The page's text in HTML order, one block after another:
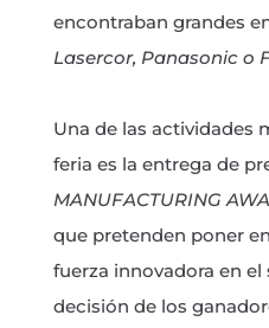
encontraban grandes
Lasercor, Panasonic o
Una de las actividades
feria es la entrega de
MANUFACTURING
que pretenden poner
fuerza innovadora en
decisión de los